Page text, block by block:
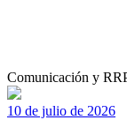
Comunicación y
10 de julio de 2026